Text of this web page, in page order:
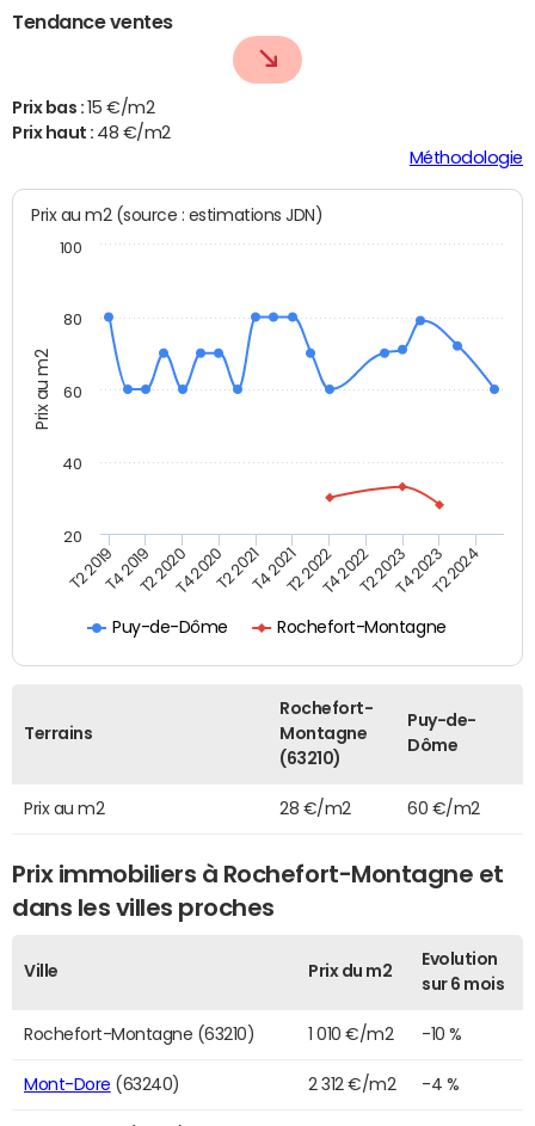
Tendance ventes
Prix bas : 15 €/m2
Prix haut : 48 €/m2
Méthodologie
Prix au m2
Prix au m2 (source : estimations JDN)
Puy-de-Dôme Rochefort-Montagne
T2 2019T4 2019T2 2020T4 2020T2 2021T4 2021T2 2022T4 2022T2 2023T4 2023T2 2024
20
40
60
80
100
Terrains
Rochefort-
Montagne
(63210)
Puy-de-
Dôme
Prix au m2 28 €/m2 60 €/m2
Prix immobiliers à Rochefort-Montagne et
dans les villes proches
Ville Prix du m2
Evolution
sur 6 mois
Rochefort-Montagne (63210) 1 010 €/m2 -10 %
Mont-Dore (63240) 2 312 €/m2 -4 %